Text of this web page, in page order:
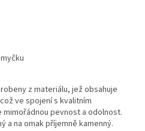
z materiálu, jež obsahuje
ve spojení s kvalitním
pevnost a odolnost.
a na omak příjemně kamenný.